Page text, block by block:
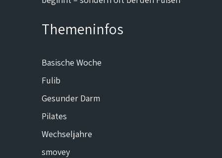
Themeninfos
Basische Woche
Fulib
Gesunder Darm
Pilates
Wechseljahre
smovey